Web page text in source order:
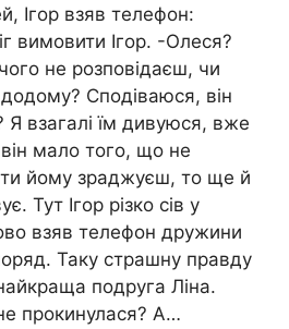
Ігор взяв телефон:
вимовити Ігор. -Олеся?
не розповідаєш, чи
Сподіваюся, він
Я взагалі їм дивуюся, вже
мало того, що не
йому зраджуєш, то ще й
Тут Ігор різко сів у
взяв телефон дружини
Таку страшну правду
подруга Ліна.
прокинулася? А…